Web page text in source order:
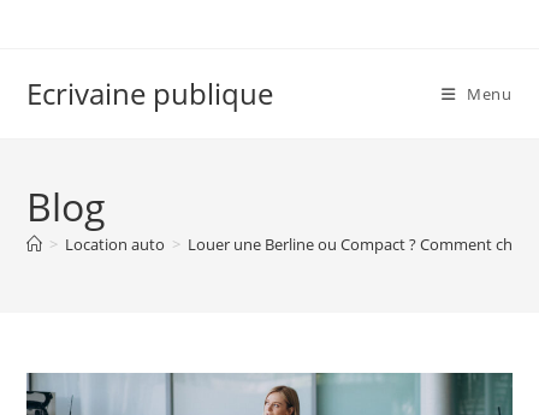
Ecrivaine publique Menu
Blog
> Location auto > Louer une Berline ou Compact ? Comment